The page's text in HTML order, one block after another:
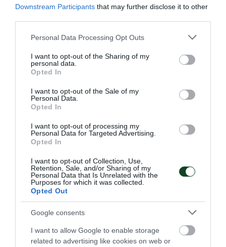
Downstream Participants that may further disclose it to other
Please note that this website/app uses one or more Google
not limited to your visit or usage behaviour. You may click to
grant or deny consent to Google and its third-party tags to
use your data for below specified purposes in below Google
consent section.
Personal Data Processing Opt Outs
I want to opt-out of the Sharing of my
personal data.
Opted In
I want to opt-out of the Sale of my
Personal Data.
Opted In
I want to opt-out of processing my
Personal Data for Targeted Advertising.
Opted In
I want to opt-out of Collection, Use,
Retention, Sale, and/or Sharing of my
Personal Data that Is Unrelated with the
Purposes for which it was collected.
Opted Out
Google consents
I want to allow Google to enable storage
related to advertising like cookies on web or
Η κλήρωση της EuroLeague
Women
Ο Παναθηναϊκός έμαθε το μονοπάτι του για την πρόκριση
στους ομίλους της EuroLeague.
16.07.2026 ΜΠΑΣΚΕΤ ΓΥΝΑΙΚΩΝ